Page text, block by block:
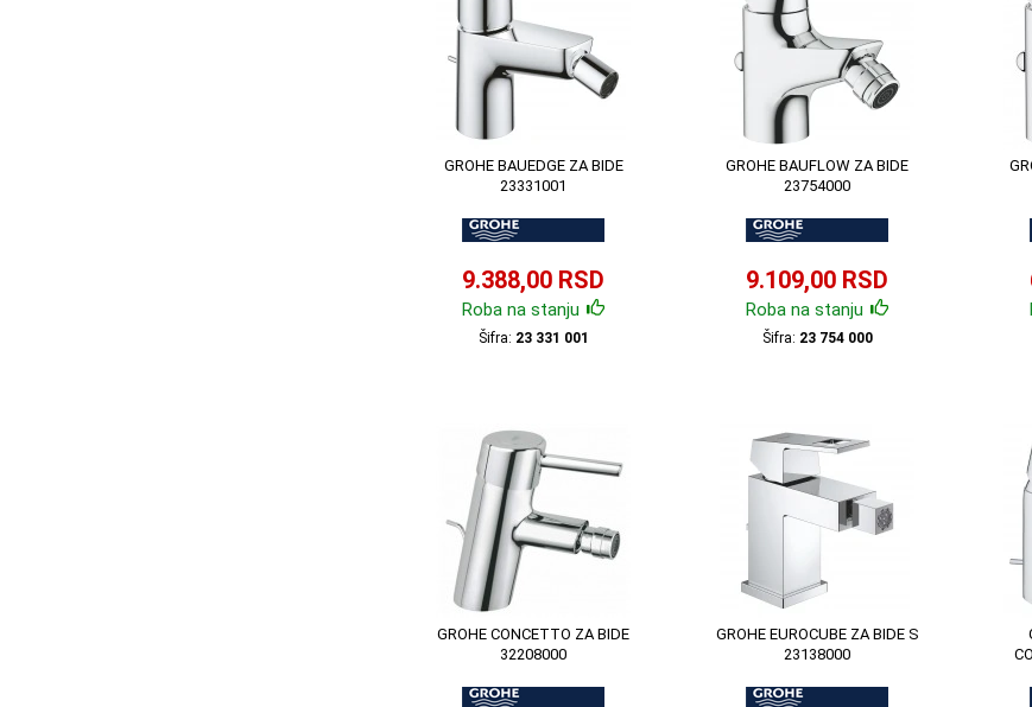
GROHE BAUEDGE ZA BIDE
23331001
9.388,00 RSD
Roba na stanju
Šifra: 23 331 001
GROHE BAUFLOW ZA BIDE
23754000
9.109,00 RSD
Roba na stanju
Šifra: 23 754 000
GROHE CONCETTO ZA BIDE
32208000
GROHE EUROCUBE ZA BIDE S
23138000